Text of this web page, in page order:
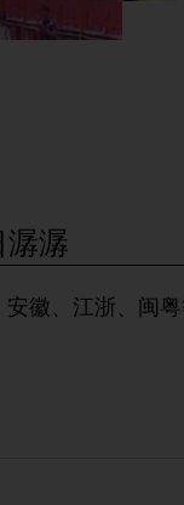
潺
徽、江浙、闽粤